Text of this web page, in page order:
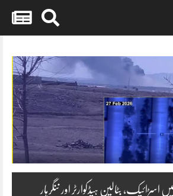
اسڑائیک، بٹالین ہیڈکوارٹر اور ننگرہار